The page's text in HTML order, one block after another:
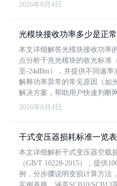
2026年8月4日
光模块接收功率多少是正常
本文详细解答光模块接收功率
点分析千兆光模块的收光标准
至-24dBm），并提供不同速
解释功率异常的常见原因（如
解决方案，帮助用户快速判断
2026年8月4日
干式变压器损耗标准一览
本文详细解析干式变压器空载
（GB/T 10228-2015），提供
例，分步骤说明变损计算方法